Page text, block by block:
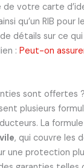
de votre carte
qu’un RIB pour
détails sur ce
: Peut-on
sont offertes ?
plusieurs
La
, qui couvre les
une protection